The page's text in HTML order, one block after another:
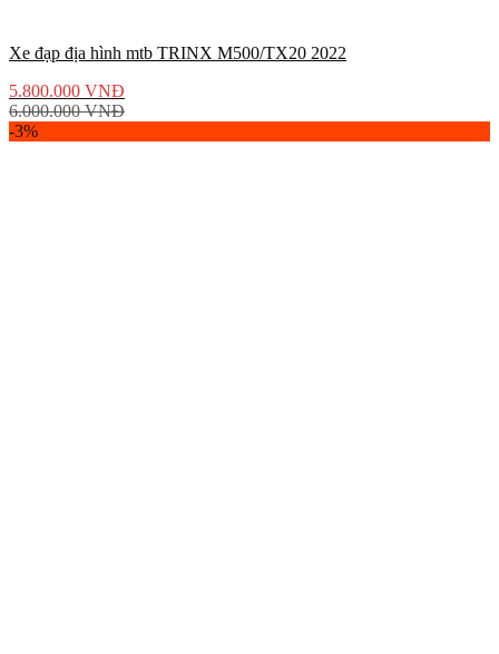
Xe đạp địa hình mtb TRINX M500/TX20 2022
5.800.000 VNĐ
6.000.000VNĐ
-3%